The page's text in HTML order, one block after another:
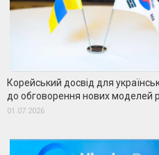
Корейський досвід для
до обговорення нових моделей
01.07.2026